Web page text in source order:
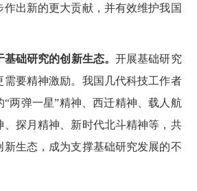
作出新的更大贡献，并有效维护我国
础研究的创新生态。开展基础研究
需要精神激励。我国几代科技工作者
“两弹一星”精神、西迁精神、载人航
、探月精神、新时代北斗精神等，共
新生态，成为支撑基础研究发展的不